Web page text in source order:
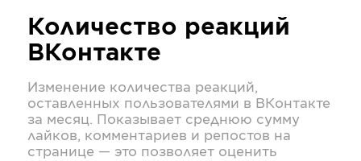
Количество реакций
ВКонтакте
Изменение количества реакций,
оставленных пользователями в ВКонтакте
за месяц. Показывает среднюю сумму
лайков, комментариев и репостов на
странице — это позволяет оценить